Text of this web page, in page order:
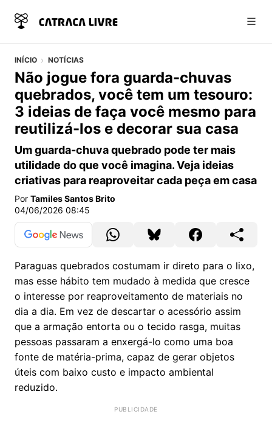
INÍCIO NOTÍCIAS
Não jogue fora guarda-chuvas
quebrados, você tem um tesouro:
3 ideias de faça você mesmo para
reutilizá-los e decorar sua casa
Um guarda-chuva quebrado pode ter mais
utilidade do que você imagina. Veja ideias
criativas para reaproveitar cada peça em casa
Por Tamiles Santos Brito
04/06/2026 08:45
Paraguas quebrados costumam ir direto para o lixo,
mas esse hábito tem mudado à medida que cresce
o interesse por reaproveitamento de materiais no
dia a dia. Em vez de descartar o acessório assim
que a armação entorta ou o tecido rasga, muitas
pessoas passaram a enxergá-lo como uma boa
fonte de matéria-prima, capaz de gerar objetos
úteis com baixo custo e impacto ambiental
reduzido.